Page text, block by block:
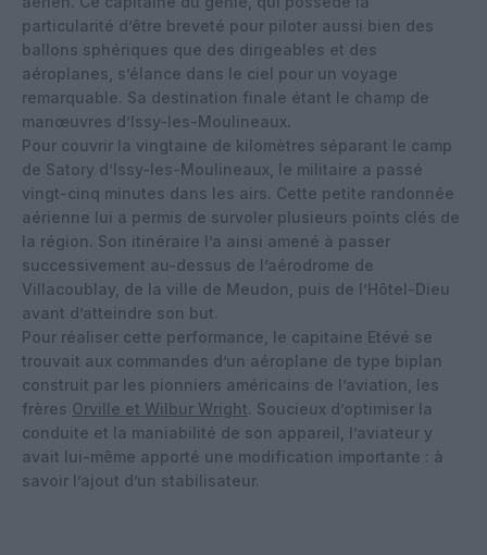
particularité d’être breveté pour piloter aussi bien des
ballons sphériques que des dirigeables et des
aéroplanes, s’élance dans le ciel pour un voyage
remarquable. Sa destination finale étant le champ de
manœuvres d’Issy-les-Moulineaux.
Pour couvrir la vingtaine de kilomètres séparant le camp
de Satory d’Issy-les-Moulineaux, le militaire a passé
vingt-cinq minutes dans les airs. Cette petite randonnée
aérienne lui a permis de survoler plusieurs points clés de
la région. Son itinéraire l’a ainsi amené à passer
successivement au-dessus de l’aérodrome de
Villacoublay, de la ville de Meudon, puis de l’Hôtel-Dieu
avant d’atteindre son but.
Pour réaliser cette performance, le capitaine Etévé se
trouvait aux commandes d’un aéroplane de type biplan
construit par les pionniers américains de l’aviation, les
frères Orville et Wilbur Wright. Soucieux d’optimiser la
conduite et la maniabilité de son appareil, l’aviateur y
avait lui-même apporté une modification importante : à
savoir l’ajout d’un stabilisateur.